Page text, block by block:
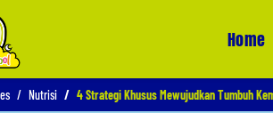
Home
Nutrisi 4 Strategi Khusus Mewujudkan Tumbuh